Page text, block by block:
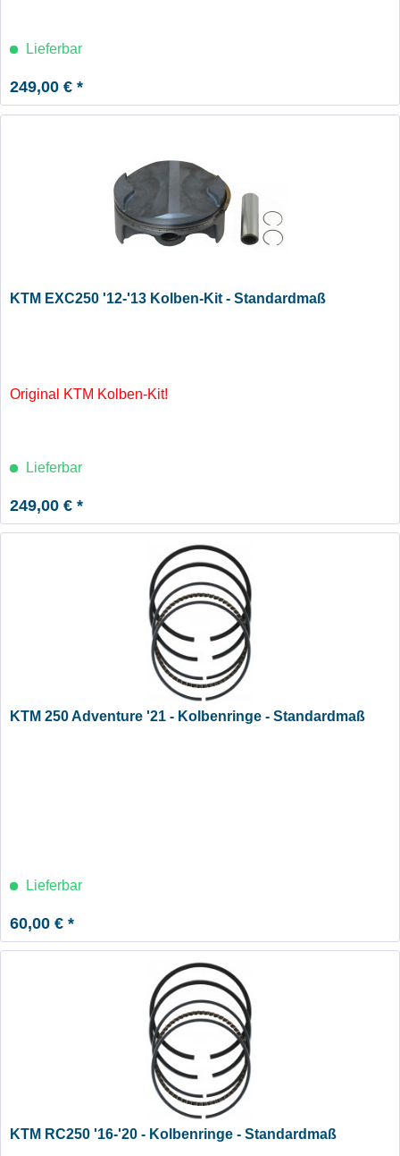
Lieferbar
249,00 € *
KTM EXC250 '12-'13 Kolben-Kit - Standardmaß
Original KTM Kolben-Kit!
Lieferbar
249,00 € *
KTM 250 Adventure '21 - Kolbenringe - Standardmaß
Lieferbar
60,00 € *
KTM RC250 '16-'20 - Kolbenringe - Standardmaß